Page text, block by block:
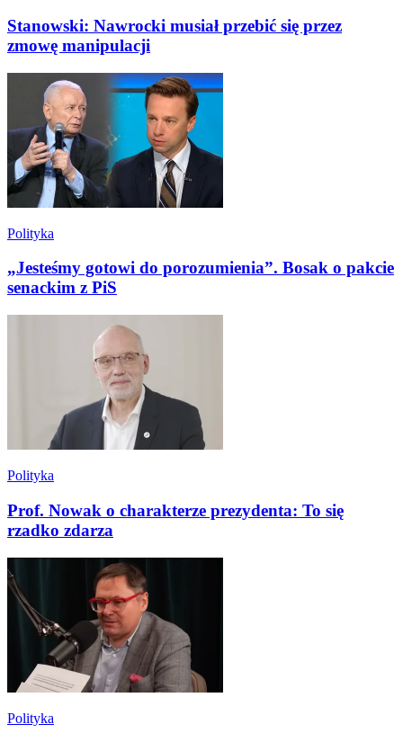
Stanowski: Nawrocki musiał przebić się przez
zmowę manipulacji
Polityka
„Jesteśmy gotowi do porozumienia”. Bosak o pakcie
senackim z PiS
Polityka
Prof. Nowak o charakterze prezydenta: To się
rzadko zdarza
Polityka